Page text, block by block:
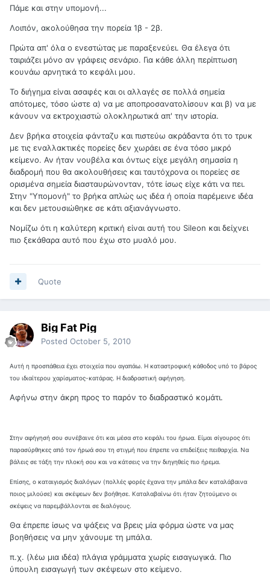
Πάμε και στην υπομονή...
Λοιπόν, ακολούθησα την πορεία 1β - 2β.
Πρώτα απ' όλα ο ενεστώτας με παραξενεύει. Θα έλεγα ότι
ταιριάζει μόνο αν γράφεις σενάριο. Για κάθε άλλη περίπτωση
κουνάω αρνητικά το κεφάλι μου.
Το διήγημα είναι ασαφές και οι αλλαγές σε πολλά σημεία
απότομες, τόσο ώστε α) να με αποπροσανατολίσουν και β) να με
κάνουν να εκτροχιαστώ ολοκληρωτικά απ' την ιστορία.
Δεν βρήκα στοιχεία φάνταζυ και πιστεύω ακράδαντα ότι το τρυκ
με τις εναλλακτικές πορείες δεν χωράει σε ένα τόσο μικρό
κείμενο. Αν ήταν νουβέλα και όντως είχε μεγάλη σημασία η
διαδρομή που θα ακολουθήσεις και ταυτόχρονα οι πορείες σε
ορισμένα σημεία διασταυρώνονταν, τότε ίσως είχε κάτι να πει.
Στην "Υπομονή" το βρήκα απλώς ως ιδέα ή οποία παρέμεινε ιδέα
και δεν μετουσιώθηκε σε κάτι αξιανάγνωστο.
Νομίζω ότι η καλύτερη κριτική είναι αυτή του Sileon και δείχνει
πιο ξεκάθαρα αυτό που έχω στο μυαλό μου.
Quote
Big Fat Pig
Posted October 5, 2010
Αυτή η προσπάθεια έχει στοιχεία που αγαπάω. Η καταστροφική κάθοδος υπό το βάρος
του ιδιαίτερου χαρίσματος-κατάρας. Η διαδραστική αφήγηση.
Αφήνω στην άκρη προς το παρόν το διαδραστικό κομάτι.
Στην αφήγησή σου συνέβαινε ότι και μέσα στο κεφάλι του ήρωα. Είμαι σίγουρος ότι
παρασύρθηκες από τον ήρωά σου τη στιγμή που έπρεπε να επιδείξεις πειθαρχία. Να
βάλεις σε τάξη την πλοκή σου και να κάτσεις να την διηγηθείς πιο ήρεμα.
Επίσης, ο καταιγισμός διαλόγων (πολλές φορές έχανα την μπάλα δεν καταλάβαινα
ποιος μιλούσε) και σκέψεων δεν βοήθησε. Καταλαβαίνω ότι ήταν ζητούμενο οι
σκέψεις να παρεμβάλλονται σε διαλόγους.
Θα έπρεπε ίσως να ψάξεις να βρεις μία φόρμα ώστε να μας
βοηθήσεις να μην χάνουμε τη μπάλα.
π.χ. (λέω μια ιδέα) πλάγια γράμματα χωρίς εισαγωγικά. Πιο
ύπουλη εισαγωγή των σκέψεων στο κείμενο.